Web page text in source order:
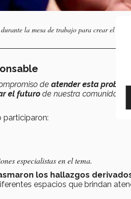
la mesa de trabajo para crear el
de atender esta
el futuro de nuestra comunidad
participaron:
especialistas en el tema.
los hallazgos
espacios que brindan